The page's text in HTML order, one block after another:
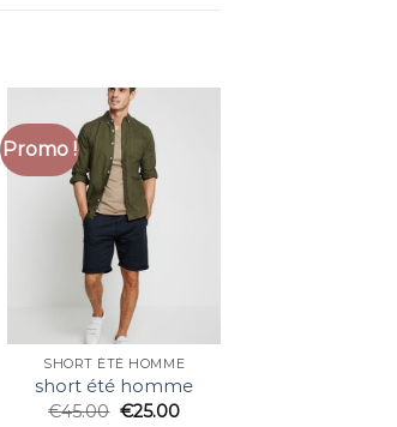
Promo !
SHORT ÉTÉ HOMME
short été homme
€45.00 €25.00